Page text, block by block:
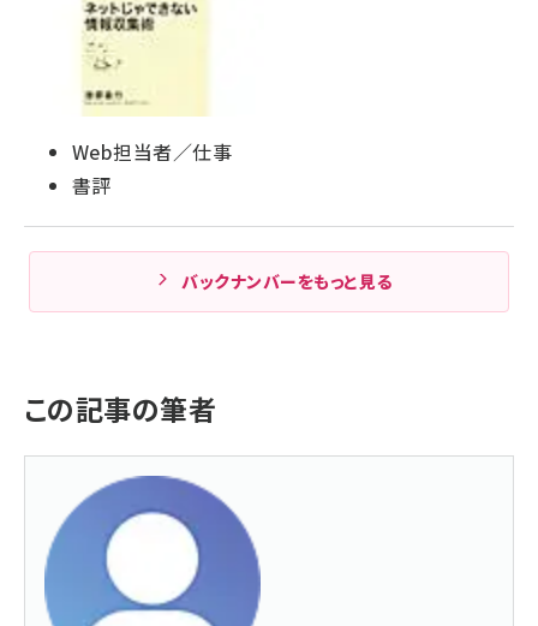
Web担当者／仕事
書評
バックナンバーをもっと見る
この記事の筆者